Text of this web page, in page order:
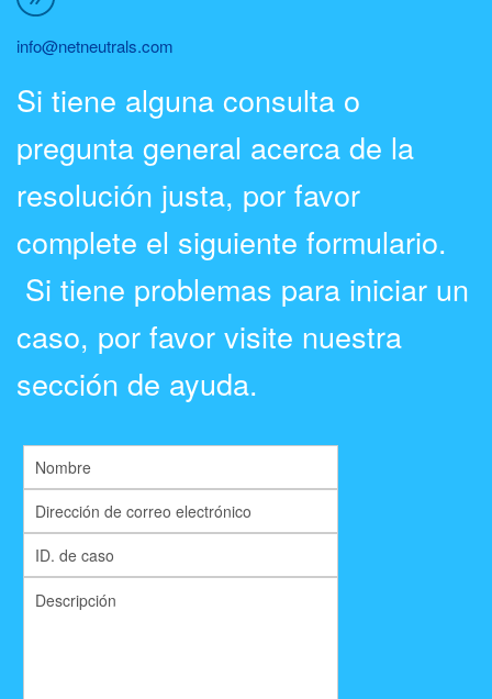
info@netneutrals.com
Si tiene alguna consulta o
pregunta general acerca de la
resolución justa, por favor
complete el siguiente formulario.
Si tiene problemas para iniciar un
caso, por favor visite nuestra
sección de ayuda.